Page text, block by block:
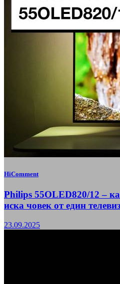
HiComment
Philips 55OLED820/12 –
иска човек от един
23.09.2025